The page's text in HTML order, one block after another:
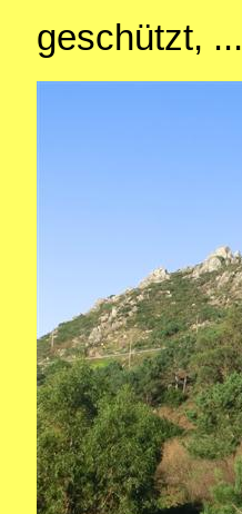
geschützt, ...